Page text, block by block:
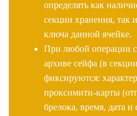
определять как
секции хранения, так
ключа данной ячейке.
При любой операции
архиве сейфа (в
фиксируются:
проксимити-карты
брелока, время, дата